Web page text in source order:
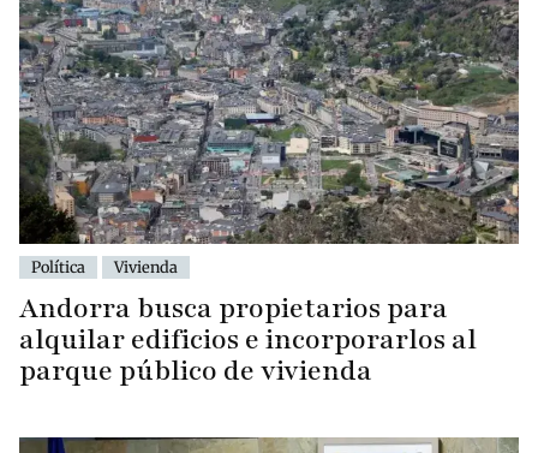
Política Vivienda
Andorra busca propietarios para
alquilar edificios e incorporarlos al
parque público de vivienda